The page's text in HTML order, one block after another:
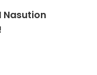
Nasution